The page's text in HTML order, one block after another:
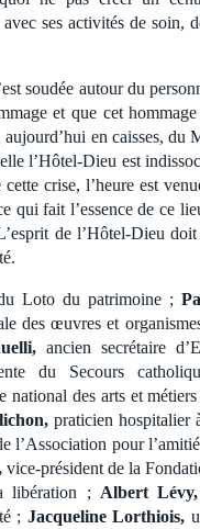
avec ses activités de soin,
soudée autour du
et que cet
en caisses, du
l’Hôtel-Dieu est
crise, l’heure est
qui fait l’essence de ce
de l’Hôtel-Dieu
Loto du patrimoine ;
des œuvres et
ancien secrétaire
du Secours
national des arts et métiers
praticien hospitalier
l’Association pour
vice-président de la
libération ; Albert
; Jacqueline Lorthiois,